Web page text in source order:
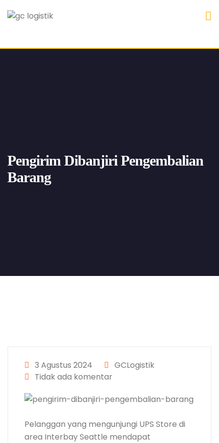
Pengirim Dibanjiri Pengembalian
Barang
3 Agustus 2024
GCLogistik
Tidak ada komentar
Pelanggan yang mengunjungi UPS Store di
area Interbay Seattle mendapat